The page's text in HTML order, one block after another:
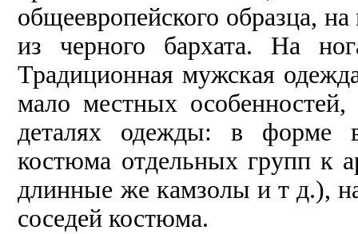
общеевропейского образца,
из черного бархата. На
Традиционная мужская
мало местных
деталях одежды: в форме
костюма отдельных групп к
длинные же камзолы и т д.),
соседей костюма.